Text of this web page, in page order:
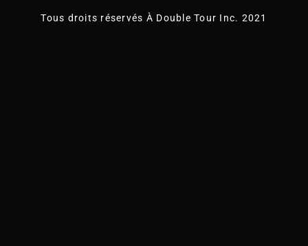
Tous droits réservés À Double Tour Inc. 2021